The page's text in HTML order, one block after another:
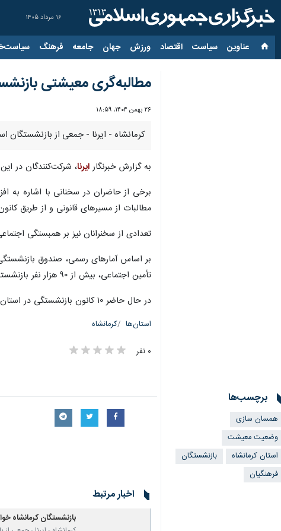
۱۶ مرداد ۱۴۰۵
عناوین‌ سیاست اقتصاد ورزش جهان جامعه فرهنگ
مطالبه‌گری معیشتی
۲۶ بهمن ۱۴۰۴، ۱۸:۵۹
کرمانشاه - ایرنا - جمعی از بازنشستگان استان کرمانشاه روز یکشنبه (۲۶ بهمن) با حضور مقابل
به گزارش خبرنگارایرنا، شرکت‌کنندگان در
برخی از حاضران در سخنانی با اشاره به
مطالبات از مسیرهای قانونی و از طریق
تعدادی از سخنرانان نیز بر همبستگی
تأمین اجتماعی، بیش از ۹۰ هزار نفر بازنشسته، بازمانده، ازکارافتاده و مستمری‌بگیر در استان از خدمات این سازمان بهره‌مند هستند.
در حال حاضر ۱۰ کانون بازنشستگی در استان کرمانشاه فعال است که پیگیری امور صنفی و مطالبات بازنشستگان را بر عهده دارند.
استان‌ها کرمانشاه
۰ نفر
برچسب‌ها
همسان سازی
وضعیت معیشت
استان کرمانشاه
بازنشستگان
فرهنگیان
اخبار مرتبط
بازنشستگان کرمانشاه